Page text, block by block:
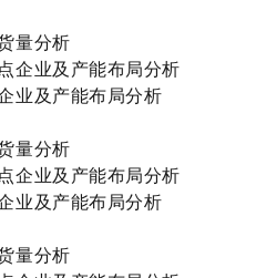
量分析
企业及产能布局分析
业及产能布局分析
量分析
企业及产能布局分析
业及产能布局分析
量分析